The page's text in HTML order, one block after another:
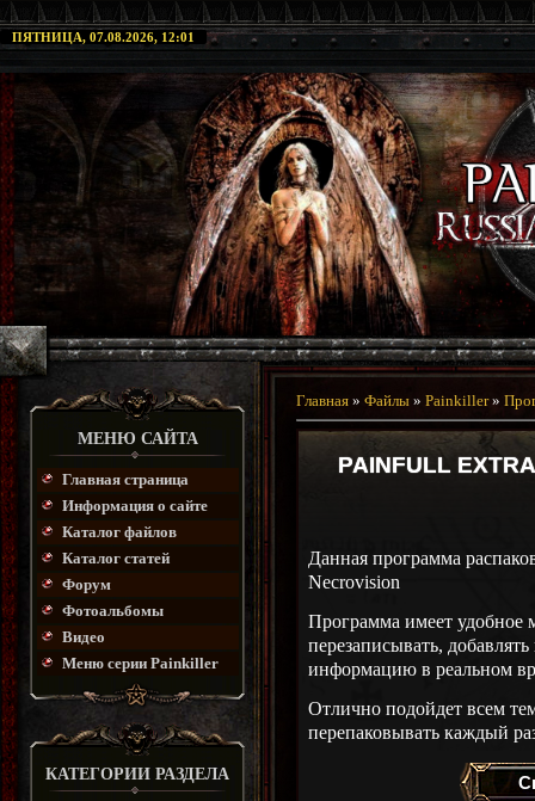
ПЯТНИЦА, 07.08.2026, 12:01
МЕНЮ САЙТА
Главная страница
Информация о сайте
Каталог файлов
Каталог статей
Форум
Фотоальбомы
Видео
Меню серии Painkiller
КАТЕГОРИИ РАЗДЕЛА
Главная » Файлы » Painkiller»
PAINFULL
Данная программа
Necrovision
Программа имеет удобное
перезаписывать,
информацию в реальном
Отлично подойдет всем
перепаковывать каждый